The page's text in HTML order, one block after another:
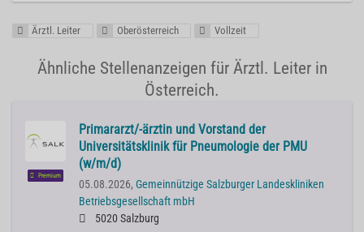
Ärztl. Leiter Oberösterreich Vollzeit
Ähnliche Stellenanzeigen für Ärztl. Leiter in
Österreich.
Premium
Primararzt/-ärztin und Vorstand der
Universitätsklinik für Pneumologie der PMU
(w/m/d)
05.08.2026, Gemeinnützige Salzburger Landeskliniken
Betriebsgesellschaft mbH
5020 Salzburg